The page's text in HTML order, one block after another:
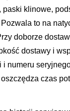
klinowe,
to na
doborze
dostawy i
numeru
czas